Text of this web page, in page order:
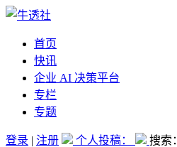
首页
快讯
企业 AI 决策平台
专栏
专题
登录 | 注册 个人投稿： 搜索：